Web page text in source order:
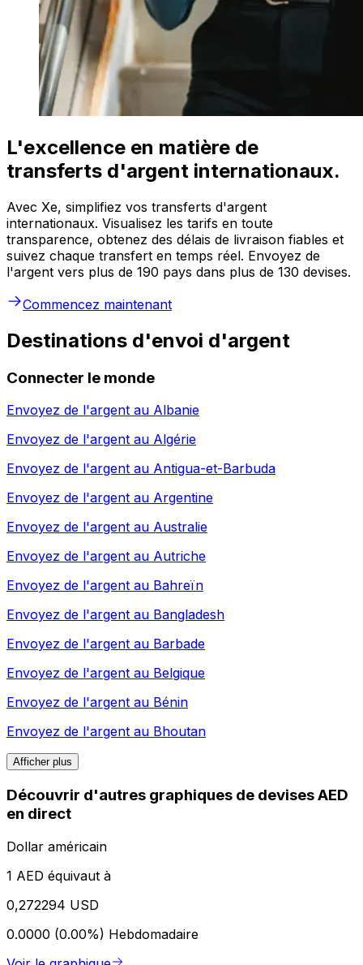
L'excellence en matière de
transferts d'argent internationaux.
Avec Xe, simplifiez vos transferts d'argent
internationaux. Visualisez les tarifs en toute
transparence, obtenez des délais de livraison fiables et
suivez chaque transfert en temps réel. Envoyez de
l'argent vers plus de 190 pays dans plus de 130 devises.
Commencez maintenant
Destinations d'envoi d'argent
Connecter le monde
Envoyez de l'argent au Albanie
Envoyez de l'argent au Algérie
Envoyez de l'argent au Antigua-et-Barbuda
Envoyez de l'argent au Argentine
Envoyez de l'argent au Australie
Envoyez de l'argent au Autriche
Envoyez de l'argent au Bahreïn
Envoyez de l'argent au Bangladesh
Envoyez de l'argent au Barbade
Envoyez de l'argent au Belgique
Envoyez de l'argent au Bénin
Envoyez de l'argent au Bhoutan
Afficher plus
Découvrir d'autres graphiques de devises AED
en direct
Dollar américain
1 AED équivaut à
0,272294 USD
0.0000 (0.00%) Hebdomadaire